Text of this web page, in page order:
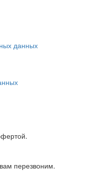
данных
перезвоним.